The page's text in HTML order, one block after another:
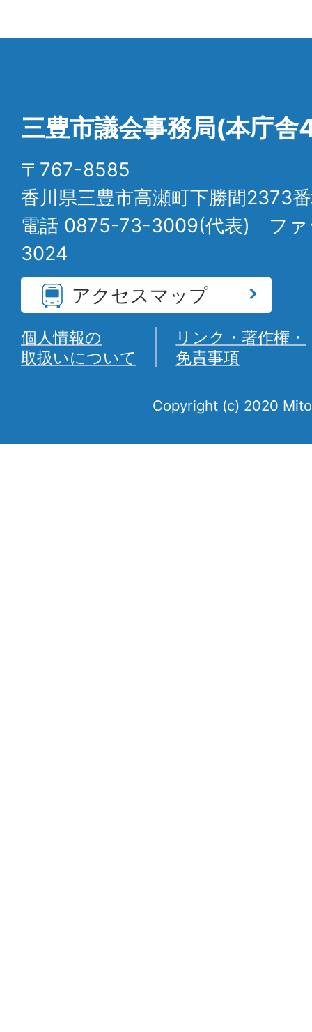
三豊市議会事務局(本庁舎
〒767-8585
香川県三豊市高瀬町下勝間2373
電話 0875-73-3009(代表) フ
3024
アクセスマップ
個人情報の
取扱いについて
リンク・著作権・
免責事項
Copyright (c) 2020